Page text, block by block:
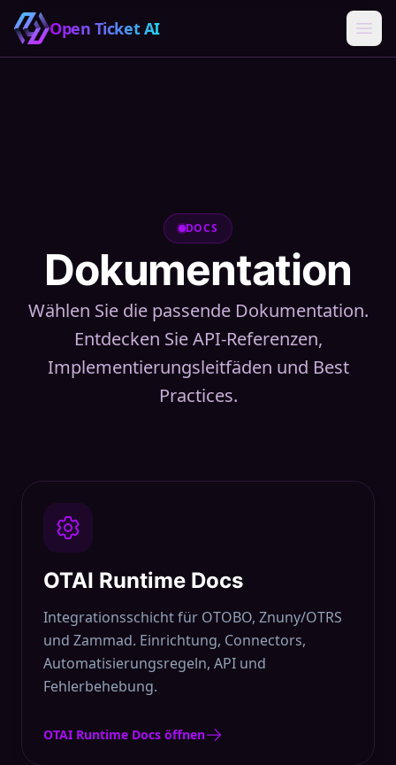
Open Ticket AI
DOCS
Dokumentation
Wählen Sie die passende Dokumentation.
Entdecken Sie API-Referenzen,
Implementierungsleitfäden und Best
Practices.
OTAI Runtime Docs
Integrationsschicht für OTOBO, Znuny/OTRS
und Zammad. Einrichtung, Connectors,
Automatisierungsregeln, API und
Fehlerbehebung.
OTAI Runtime Docs öffnen